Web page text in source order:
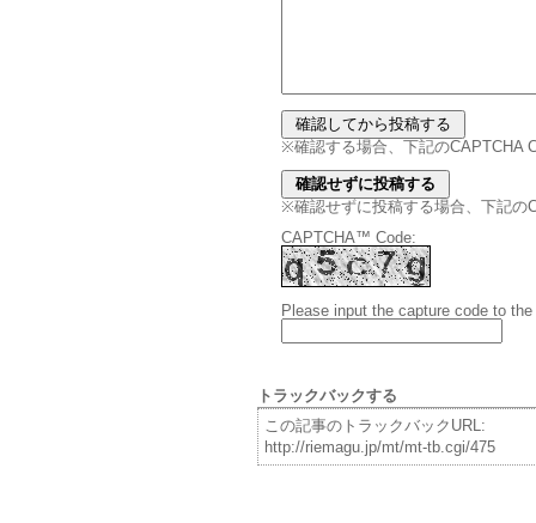
※確認する場合、下記のCAPTCHA
※確認せずに投稿する場合、下記の
CAPTCHA™ Code:
Please input the capture code to
トラックバックする
この記事のトラックバックURL:
http://riemagu.jp/mt/mt-tb.cgi/475